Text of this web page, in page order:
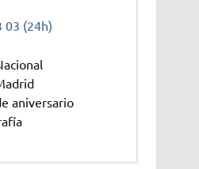
03 (24h)
aniversario